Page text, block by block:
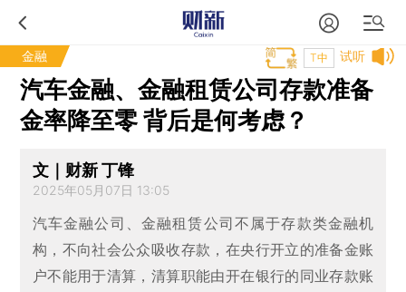
金融 试听
T中
汽车金融、金融租赁公司存款准备
金率降至零 背后是何考虑？
文｜财新 丁锋
2025年05月07日 13:05
汽车金融公司、金融租赁公司不属于存款类金融机
构，不向社会公众吸收存款，在央行开立的准备金账
户不能用于清算，清算职能由开在银行的同业存款账